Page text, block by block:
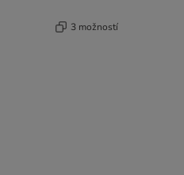
3 možností